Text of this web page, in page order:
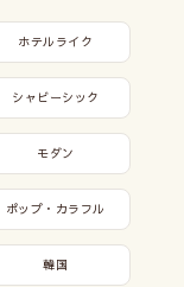
ホテルライク
シャビーシック
モダン
ポップ・カラフル
韓国